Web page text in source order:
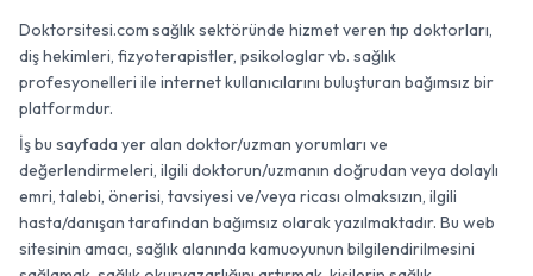
Doktorsitesi.com sağlık sektöründe hizmet veren tıp doktorları,
diş hekimleri, fizyoterapistler, psikologlar vb. sağlık
profesyonelleri ile internet kullanıcılarını buluşturan bağımsız bir
platformdur.
İş bu sayfada yer alan doktor/uzman yorumları ve
değerlendirmeleri, ilgili doktorun/uzmanın doğrudan veya dolaylı
emri, talebi, önerisi, tavsiyesi ve/veya ricası olmaksızın, ilgili
hasta/danışan tarafından bağımsız olarak yazılmaktadır. Bu web
sitesinin amacı, sağlık alanında kamuoyunun bilgilendirilmesini